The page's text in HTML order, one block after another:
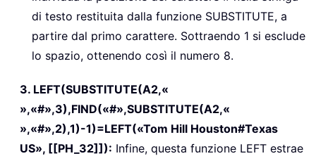
di testo restituita dalla funzione SUBSTITUTE, a
partire dal primo carattere. Sottraendo 1 si esclude
lo spazio, ottenendo così il numero 8.
3. LEFT(SUBSTITUTE(A2,«
»,«#»,3),FIND(«#»,SUBSTITUTE(A2,«
»,«#»,2),1)-1)=LEFT(«Tom Hill Houston#Texas
US», [[PH_32]]): Infine, questa funzione LEFT estrae